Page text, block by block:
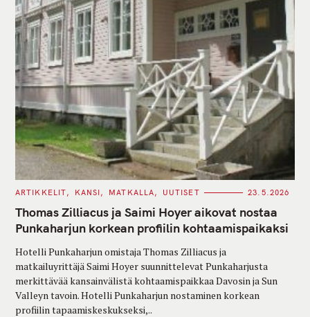
C
T
E
G
O
I
E
S
ARTIKKELIT KANSI MATKALLA UUTISET 23.5.2026
Thomas Zilliacus ja Saimi Hoyer aikovat nostaa
Punkaharjun korkean profiilin kohtaamispaikaksi
Hotelli Punkaharjun omistaja Thomas Zilliacus ja
matkailuyrittäjä Saimi Hoyer suunnittelevat Punkaharjusta
merkittävää kansainvälistä kohtaamispaikkaa Davosin ja Sun
Valleyn tavoin. Hotelli Punkaharjun nostaminen korkean
profiilin tapaamiskeskukseksi,..